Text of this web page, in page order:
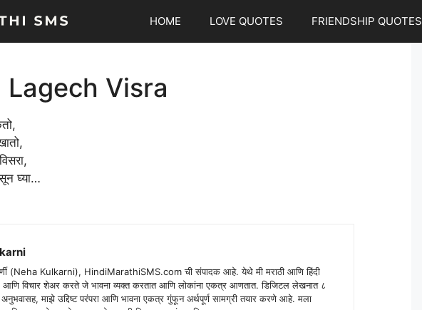
HOME LOVE QUOTES FRIENDSHIP QUOTES
Visra
घ्या…
(Neha Kulkarni), HindiMarathiSMS.com ची संपादक आहे. येथे मी मराठी आणि हिंदी
विचार शेअर करते जे भावना व्यक्त करतात आणि लोकांना एकत्र आणतात. डिजिटल लेखनात ८
अनुभवासह, माझे उद्दिष्ट परंपरा आणि भावना एकत्र गुंफून अर्थपूर्ण सामग्री तयार करणे आहे. मला